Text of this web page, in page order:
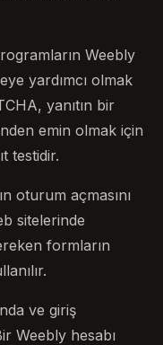
Weebly
yardımcı olmak
yanıtın bir
emin olmak için
testidir.
oturum açmasını
sitelerinde
formların
ve giriş
Weebly hesabı